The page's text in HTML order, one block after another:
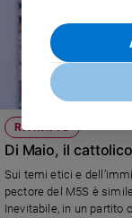
Riflessioni
Foto
Video
Podcast
RITRATTO
Di Maio, il
Sui temi etici e
pectore del M5S è
Inevitabile, in un partito